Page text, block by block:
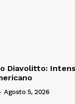
Diavolitto:
Agosto 5, 2026